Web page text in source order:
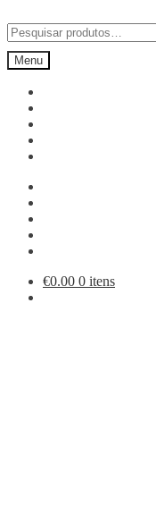
para
a
navegação
para
o
conteúdo
Pesquisar
por:
Menu
€0.00 0 itens